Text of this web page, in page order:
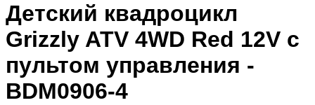
Детский квадроцикл
Grizzly ATV 4WD Red 12V с
пультом управления -
BDM0906-4